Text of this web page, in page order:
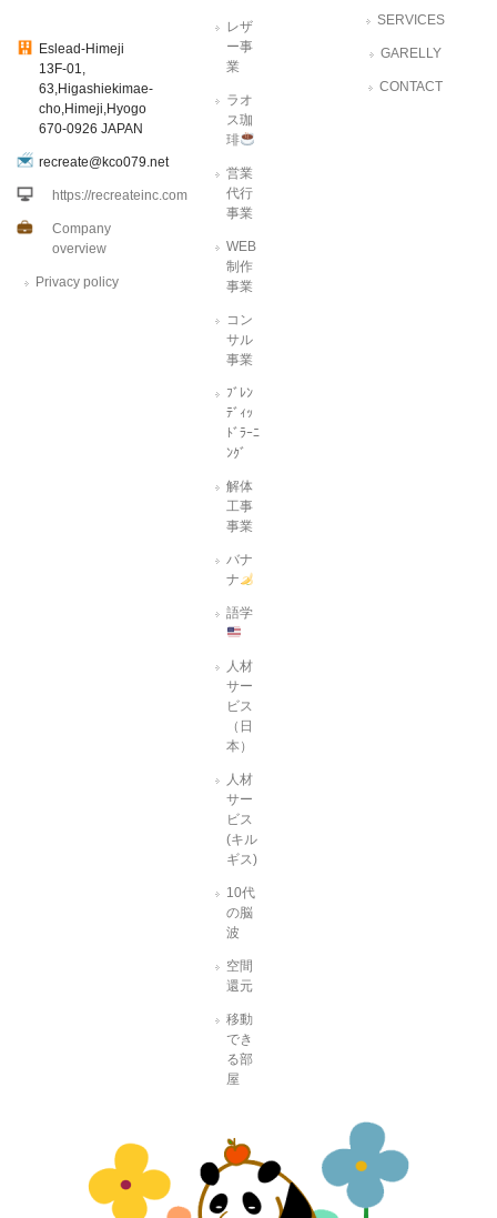
Eslead-Himeji
13F-01,
63,Higashiekimae-
cho,Himeji,Hyogo
670-0926 JAPAN
recreate@kco079.net
https://recreateinc.com
Company
overview
Privacy policy
レザ
ー事
業
ラオ
ス珈
琲
営業
代行
事業
WEB
制作
事業
コン
サル
事業
ﾌﾞﾚﾝ
ﾃﾞｨｯ
ﾄﾞﾗｰﾆ
ﾝｸﾞ
解体
工事
事業
バナ
ナ
語学
人材
サー
ビス
（日
本）
人材
サー
ビス
(キル
ギス)
10代
の脳
波
空間
還元
移動
でき
る部
屋
SERVICES
GARELLY
CONTACT